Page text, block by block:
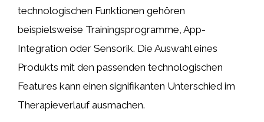
technologischen Funktionen gehören
beispielsweise Trainingsprogramme, App-
Integration oder Sensorik. Die Auswahl eines
Produkts mit den passenden technologischen
Features kann einen signifikanten Unterschied im
Therapieverlauf ausmachen.